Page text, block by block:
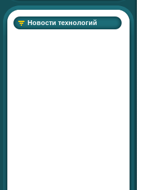
Новости технологий